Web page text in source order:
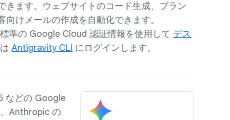
きます。ウェブサイトのコード生成、ブラン
向けメールの作成を自動化できます。
準の Google Cloud 認証情報を使用して デス
はAntigravity CLI にログインします。
などの Google
Anthropic の